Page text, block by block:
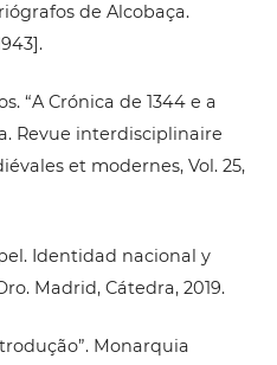
de Alcobaça.
“A Crónica de 1344 e a
Revue interdisciplinaire
et modernes, Vol. 25,
Identidad nacional y
Madrid, Cátedra, 2019.
Monarquia